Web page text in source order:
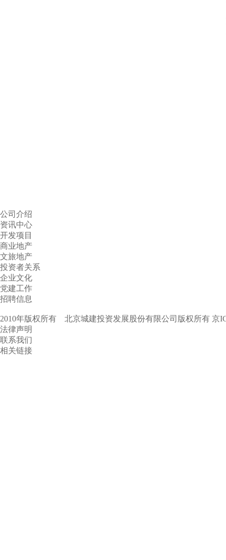
公司介绍
资讯中心
开发项目
商业地产
文旅地产
投资者关系
企业文化
党建工作
招聘信息
2010年版权所有 北京城建投资发展股份有限公司版权所有 京
法律声明
联系我们
相关链接